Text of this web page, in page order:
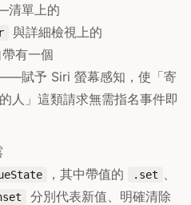
單上的
與詳細檢視上的
帶有一個
賦予 Siri 螢幕感知，使「寄
人」這類請求無需指名事件即
，其中帶值的 .set
分別代表新值、明確清除